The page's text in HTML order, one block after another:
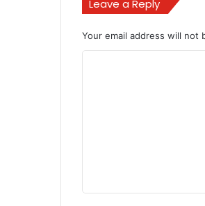
Leave a Reply
Your email address will not